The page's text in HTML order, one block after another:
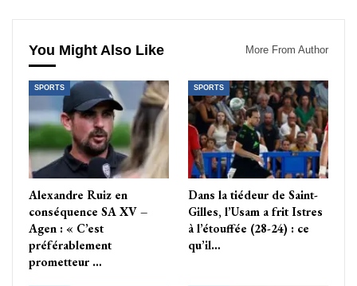
You Might Also Like More From Author
SPORTS
Alexandre Ruiz en
conséquence SA XV –
Agen : « C’est
préférablement
prometteur …
SPORTS
Dans la tiédeur de Saint-
Gilles, l’Usam a frit Istres
à l’étouffée (28-24) : ce
qu’il…